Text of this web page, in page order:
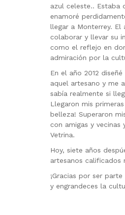
azul celeste.. Estaba
enamoré
llegar a Monterrey.
colaborar y llevar su
como el reflejo en
admiración por la
En el año 2012
aquel artesano y me
sabía realmente si
Llegaron mis
belleza! Superaron
con amigas y vecinas
Vetrina.
Hoy, siete años
artesanos calificados
¡Gracias por ser
y engrandeces la